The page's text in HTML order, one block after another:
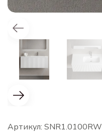
Артикул: SNR1.0100RW